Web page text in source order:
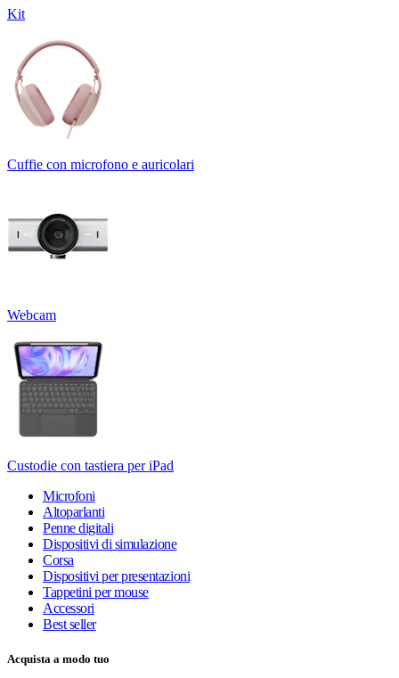
Kit
Cuffie con microfono e auricolari
Webcam
Custodie con tastiera per iPad
Microfoni
Altoparlanti
Penne digitali
Dispositivi di simulazione
Corsa
Dispositivi per presentazioni
Tappetini per mouse
Accessori
Best seller
Acquista a modo tuo